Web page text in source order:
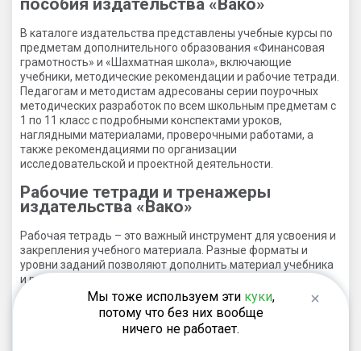
пособия издательства «Вако»
В каталоге издательства представлены учебные курсы по
предметам дополнительного образования «Финансовая
грамотность» и «Шахматная школа», включающие
учебники, методические рекомендации и рабочие тетради.
Педагогам и методистам адресованы серии поурочных
методических разработок по всем школьным предметам с
1 по 11 класс с подробными конспектами уроков,
наглядными материалами, проверочными работами, а
также рекомендациями по организации
исследовательской и проектной деятельности.
Рабочие тетради и тренажеры
издательства «Вако»
Рабочая тетрадь – это важный инструмент для усвоения и
закрепления учебного материала. Разные форматы и
уровни заданий позволяют дополнить материал учебника
и разнообразить отработку пройденного на уроке. В
ассортименте издательства рабочие тетради для УМК
«Школа России», УМК «Родной русский язык» О.М.
Александровой, УМК «Шахматная школа», а также многих
иных курсов по русскому языку, алгебре, химии, физике,
Мы тоже используем эти куки,
потому что без них вообще
ничего не работает.